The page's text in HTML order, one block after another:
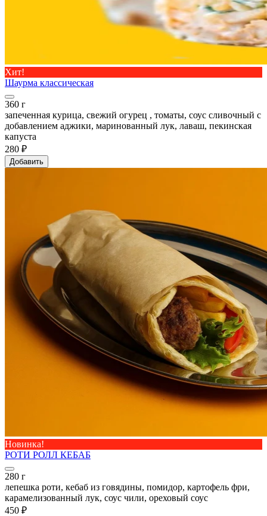
Хит!
Шаурма классическая
360 г
запеченная курица, свежий огурец , томаты, соус сливочный с
добавлением аджики, маринованный лук, лаваш, пекинская
капуста
280 ₽
Добавить
Новинка!
РОТИ РОЛЛ КЕБАБ
280 г
лепешка роти, кебаб из говядины, помидор, картофель фри,
карамелизованный лук, соус чили, ореховый соус
450 ₽